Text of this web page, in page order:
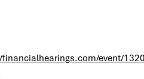
event/